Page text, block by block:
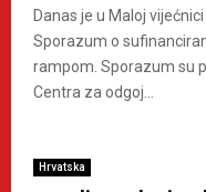
Danas je u Maloj
Sporazum o
rampom. Sporazum su
Centra za odgoj...
Hrvatska